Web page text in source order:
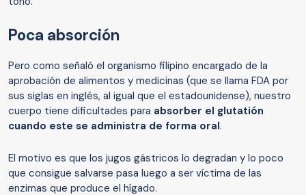
Poca absorción
Pero como señaló el organismo filipino encargado de la
aprobación de alimentos y medicinas (que se llama FDA por
sus siglas en inglés, al igual que el estadounidense), nuestro
cuerpo tiene dificultades para absorber el glutatión
cuando este se administra de forma oral.
El motivo es que los jugos gástricos lo degradan y lo poco
que consigue salvarse pasa luego a ser víctima de las
enzimas que produce el hígado.